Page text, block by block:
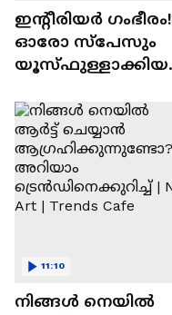
ഇന്റീരിയർ ഗംഭീരം!
ഓരോ സ്‌പേസും
യൂസ്ഫുള്ളാക്കിയ
നിങ്ങൾ നെയിൽ
11:10